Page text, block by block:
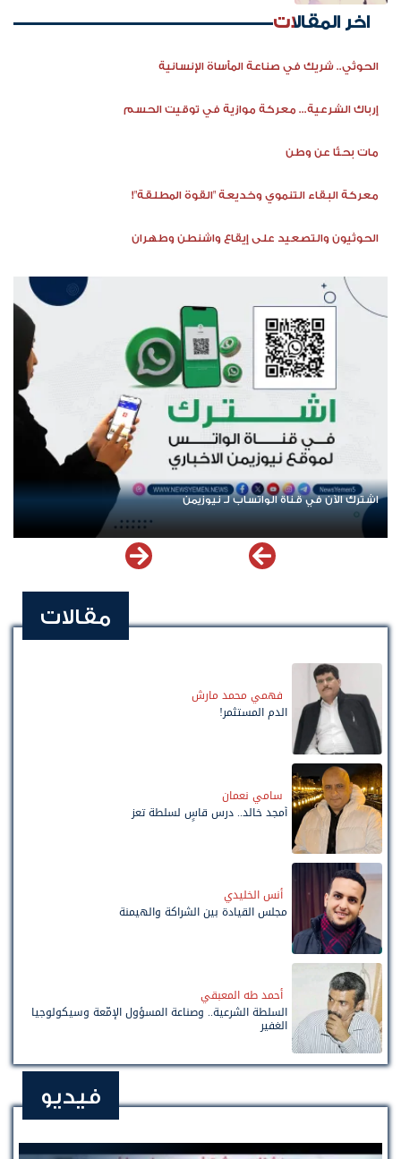
اخر المقالات
الحوثي.. شريك في صناعة المأساة الإنسانية
إرباك الشرعية... معركة موازية في توقيت الحسم
مات بحثًا عن وطن
معركة البقاء التنموي وخديعة "القوة المطلقة"!
الحوثيون والتصعيد على إيقاع واشنطن وطهران
اشترك الآن في قناة الواتساب لـ نيوزيمن
مقالات
فهمي محمد مارش
الدم المستثمر!
سامي نعمان
أمجد خالد.. درس قاسٍ لسلطة تعز
أنس الخليدي
مجلس القيادة بين الشراكة والهيمنة
أحمد طه المعبقي
السلطة الشرعية.. وصناعة المسؤول الإمّعة وسيكولوجيا
الغفير
فيديو